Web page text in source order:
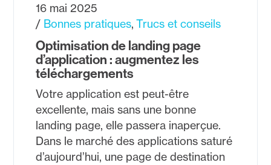
Optimisation de landing page
d’application : augmentez les
téléchargements
16 mai 2025
Bonnes pratiques Trucs et conseils
Votre application est peut-être
excellente, mais sans une bonne
landing page, elle passera inaperçue.
Dans le marché des applications saturé
d’aujourd’hui, une page de destination